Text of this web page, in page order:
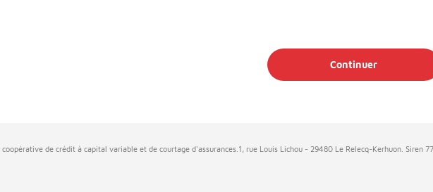
Continuer
de crédit à capital variable et de courtage d'assurances.1, rue Louis Lichou - 29480 Le Relecq-Kerhuon. Siren